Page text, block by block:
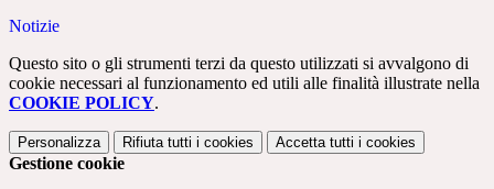
Notizie
Questo sito o gli strumenti terzi da questo utilizzati si avvalgono di
cookie necessari al funzionamento ed utili alle finalità illustrate nella
COOKIE POLICY.
Personalizza Rifiuta tutti i cookies Accetta tutti i cookies
Gestione cookie